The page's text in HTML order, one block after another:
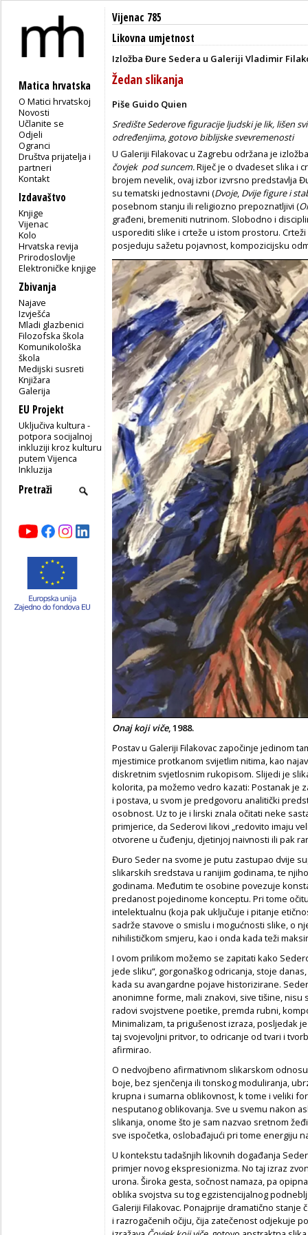
Matica hrvatska
O Matici hrvatskoj
Novosti
Učlanite se
Odjeli
Ogranci
Društva prijatelja i
partneri
Kontakt
Izdavaštvo
Knjige
Vijenac
Kolo
Hrvatska revija
Prirodoslovlje
Elektroničke knjige
Zbivanja
Najave
Izvješća
Mladi glazbenici
Filozofska škola
Komunikološka
škola
Medijski susreti
Knjižara
Galerija
EU Projekt
Uključiva kultura -
potpora socijalnoj
inkluziji kroz kulturu
putem Vijenca
Inkluzija
Vijenac 785
Likovna umjetnost
Izložba Đure Sedera u Galeriji Vladimir
Žedan slikanja
Piše Guido Quien
Središte Sederove figuracije ljudski je lik, lišen
određenjima, gotovo biblijske svevremenosti
U Galeriji Filakovac u Zagrebu održana je
čovjek pod suncem.Riječ je o dvadeset slika i
brojem nevelik, ovaj izbor izvrsno predstavlja
su tematski jednostavni (Dvoje, Dvije figure i
posebnom stanju ili religiozno prepoznatljivi (
građeni, bremeniti nutrinom. Slobodno i
usporediti slike i crteže u istom prostoru.
posjeduju sažetu pojavnost, kompozicijsku
Onaj koji viče, 1988.
Postav u Galeriji Filakovac započinje jedinom
mjestimice protkanom svijetlim nitima, kao
diskretnim svjetlosnim rukopisom. Slijedi je
kolorita, pa možemo vedro kazati: Postanak je
i postava, u svom je predgovoru analitički
osobnost. Uz to je i lirski znala očitati neke
primjerice, da Sederovi likovi „redovito imaju
otvorene u čuđenju, djetinjoj naivnosti ili pak
Đuro Seder na svome je putu zastupao dvije
slikarskih sredstava u ranijim godinama, te
godinama. Međutim te osobine povezuje
predanost pojedinome konceptu. Pri tome
intelektualnu (koja pak uključuje i pitanje
sadrže stavove o smislu i mogućnosti slike, o
nihilističkom smjeru, kao i onda kada teži
I ovom prilikom možemo se zapitati kako
jede sliku“, gorgonaškog odricanja, stoje
kada su avangardne pojave historizirane.
anonimne forme, mali znakovi, sive tišine,
radovi svojstvene poetike, premda rubni,
Minimalizam, ta prigušenost izraza, posljedak
taj svojevoljni pritvor, to odricanje od tvari i
afirmirao.
O nedvojbeno afirmativnom slikarskom
boje, bez sjenčenja ili tonskog moduliranja,
krupna i sumarna oblikovnost, k tome i veliki
nesputanog oblikovanja. Sve u svemu nakon
slikanja, onome što je sam nazvao sretnom
sve ispočetka, oslobađajući pri tome energiju
U kontekstu tadašnjih likovnih događanja
primjer novog ekspresionizma. No taj izraz
urona. Široka gesta, sočnost namaza, pa
oblika svojstva su tog egzistencijalnog
Galeriji Filakovac. Ponajprije dramatično
i razrogačenih očiju, čija zatečenost odjekuje